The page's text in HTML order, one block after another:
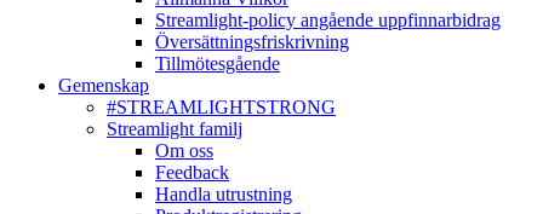
Streamlight-policy angående uppfinnarbidrag
Översättningsfriskrivning
Tillmötesgående
Gemenskap
#STREAMLIGHTSTRONG
Streamlight familj
Om oss
Feedback
Handla utrustning